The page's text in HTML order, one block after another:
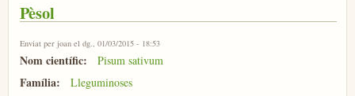
Pèsol
Enviat per joan el dg., 01/03/2015 - 18:53
Nom científic: Pisum sativum
Família:
Lleguminoses